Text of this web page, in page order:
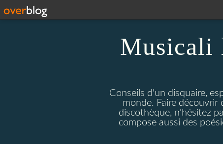
Musicali
Conseils d'un disquaire,
monde. Faire découvrir
discothèque, n'hésitez
compose aussi des